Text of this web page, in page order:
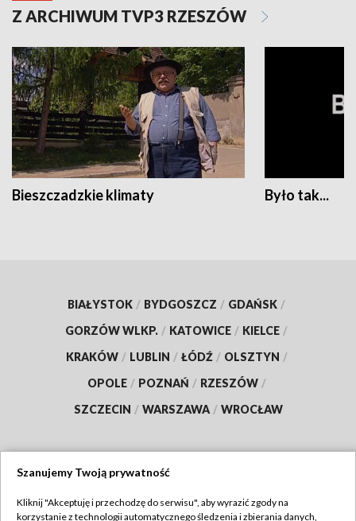
Z ARCHIWUM TVP3 RZESZÓW
Bieszczadzkie klimaty Było tak...
BIAŁYSTOK / BYDGOSZCZ / GDAŃSK /
GORZÓW WLKP. / KATOWICE / KIELCE /
KRAKÓW / LUBLIN / ŁÓDŹ / OLSZTYN /
OPOLE / POZNAŃ / RZESZÓW /
SZCZECIN / WARSZAWA / WROCŁAW
Szanujemy Twoją prywatność
Kliknij "Akceptuję i przechodzę do serwisu", aby wyrazić zgody na
korzystanie z technologii automatycznego śledzenia i zbierania danych,